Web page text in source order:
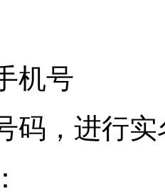
机号
码，进行